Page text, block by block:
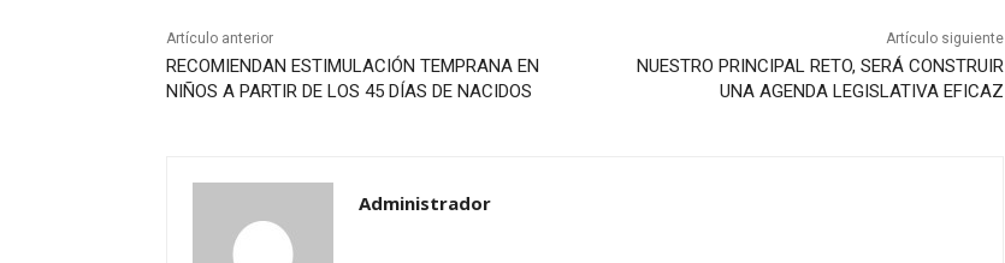
Artículo anterior
RECOMIENDAN ESTIMULACIÓN TEMPRANA EN
NIÑOS A PARTIR DE LOS 45 DÍAS DE NACIDOS
Artículo siguiente
NUESTRO PRINCIPAL RETO, SERÁ CONSTRUIR
UNA AGENDA LEGISLATIVA EFICAZ
Administrador